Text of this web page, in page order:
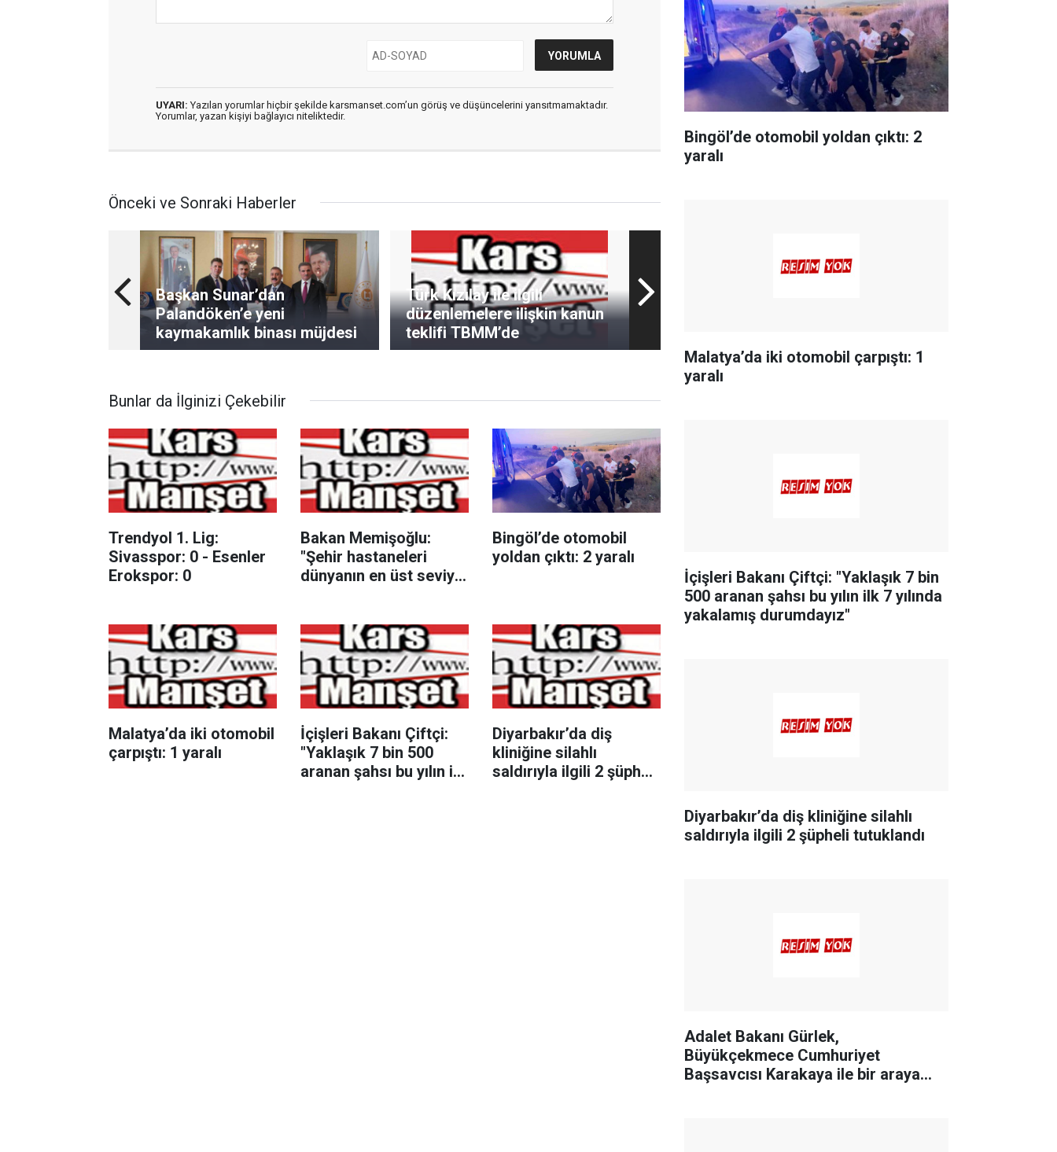
UYARI: Yazılan yorumlar hiçbir şekilde karsmanset.com’un görüş ve düşüncelerini yansıtmamaktadır.
Yorumlar, yazan kişiyi bağlayıcı niteliktedir.
Önceki ve Sonraki Haberler
Başkan Sunar’dan
Palandöken’e yeni
kaymakamlık binası müjdesi
Türk Kızılay ile ilgili
düzenlemelere ilişkin kanun
teklifi TBMM’de
Bunlar da İlginizi Çekebilir
Trendyol 1. Lig:
Sivasspor: 0 - Esenler
Erokspor: 0
Bakan Memişoğlu:
"Şehir hastaneleri
dünyanın en üst seviye
Bingöl’de otomobil
yoldan çıktı: 2 yaralı
Malatya’da iki otomobil
çarpıştı: 1 yaralı
İçişleri Bakanı Çiftçi:
"Yaklaşık 7 bin 500
aranan şahsı bu yılın ilk
Diyarbakır’da diş
kliniğine silahlı
saldırıyla ilgili 2 şüpheli
Bingöl’de otomobil yoldan çıktı: 2
yaralı
Malatya’da iki otomobil çarpıştı: 1
yaralı
İçişleri Bakanı Çiftçi: "Yaklaşık 7 bin
500 aranan şahsı bu yılın ilk 7 yılında
yakalamış durumdayız"
Diyarbakır’da diş kliniğine silahlı
saldırıyla ilgili 2 şüpheli tutuklandı
Adalet Bakanı Gürlek,
Büyükçekmece Cumhuriyet
Başsavcısı Karakaya ile bir araya